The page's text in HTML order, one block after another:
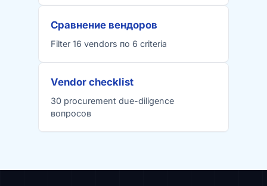
Сравнение вендоров
Filter 16 vendors по 6 criteria
Vendor checklist
30 procurement due-diligence
вопросов